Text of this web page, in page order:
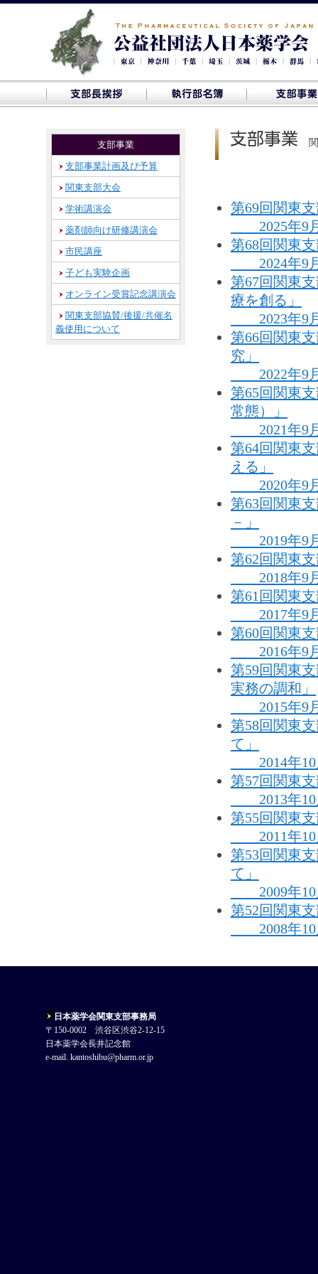
支部事業
支部事業計画及び予算
関東支部大会
学術講演会
薬剤師向け研修講演会
市民講座
子ども実験企画
オンライン受賞記念講演会
関東支部協賛/後援/共催名
義使用について
第69回関東
2025年9月
第68回関東
2024年9月
第67回関東
療を創る」
2023年9月
第66回関東
究」
2022年9月
第65回関東
常態）」
2021年9月
第64回関東
える」
2020年9月
第63回関東
－」
2019年9月
第62回関東
2018年9月
第61回関東
2017年9月
第60回関東
2016年9月
第59回関東
実務の調和」
2015年9月
第58回関東
て」
2014年10
第57回関東
2013年10
第55回関東
2011年10
第53回関東
て」
2009年10
第52回関東
2008年10
日本薬学会関東支部事務局
〒150-0002 渋谷区渋谷2-12-15
日本薬学会長井記念館
e-mail. kantoshibu@pharm.or.jp